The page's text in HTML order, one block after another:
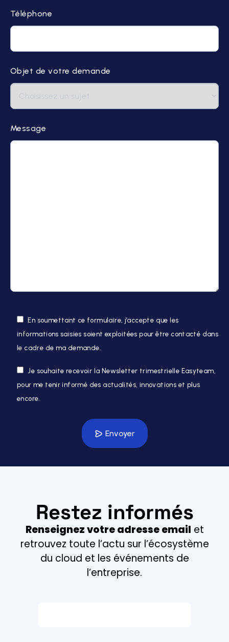
Téléphone
Objet de votre demande
Message
En soumettant ce formulaire, j’accepte que les
informations saisies soient exploitées pour être contacté dans
le cadre de ma demande.
Je souhaite recevoir la Newsletter trimestrielle Easyteam,
pour me tenir informé des actualités, innovations et plus
encore.
Envoyer
Restez informés
Renseignez votre adresse email et
retrouvez toute l’actu sur l’écosystème
du cloud et les événements de
l’entreprise.